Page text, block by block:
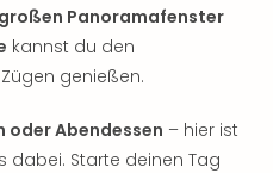
großen Panoramafenster
kannst du den
genießen.
oder Abendessen – hier ist
dabei. Starte deinen Tag